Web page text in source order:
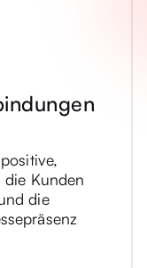
die Kunden
die